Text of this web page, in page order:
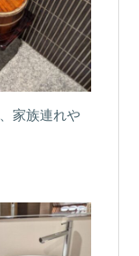
家族連れや